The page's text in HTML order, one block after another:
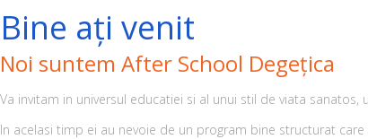
Bine ați venit
Noi suntem After School Degețica
Va invitam in universul educatiei si al unui stil de viata
In acelasi timp ei au nevoie de un program bine structurat